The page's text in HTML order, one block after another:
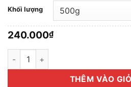
Khối lượng
240.000₫
1kg Sa Sâm Giá Rẻ số lượng
THÊM VÀO